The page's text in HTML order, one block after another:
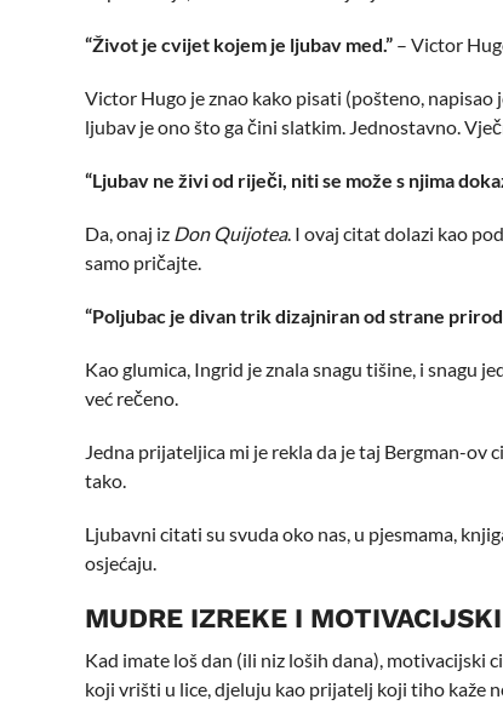
“Život je cvijet kojem je ljubav med.” – Victor
Victor Hugo je znao kako pisati (pošteno, napisao
ljubav je ono što ga čini slatkim. Jednostavno.
“Ljubav ne živi od riječi, niti se može s njima
Da, onaj iz Don Quijotea. I ovaj citat dolazi kao
samo pričajte.
“Poljubac je divan trik dizajniran od strane
Kao glumica, Ingrid je znala snagu tišine, i snagu
već rečeno.
Jedna prijateljica mi je rekla da je taj Bergman-ov
tako.
Ljubavni citati su svuda oko nas, u pjesmama,
osjećaju.
MUDRE IZREKE I
Kad imate loš dan (ili niz loših dana), motivacijski
koji vrišti u lice, djeluju kao prijatelj koji tiho kaže